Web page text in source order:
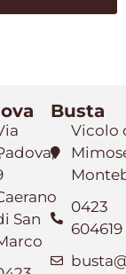
San
Busta
Vicolo
0423
604619